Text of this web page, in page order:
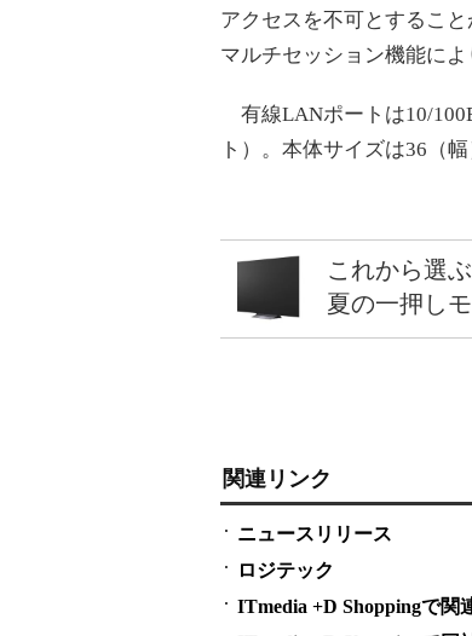
アクセスを不可とするこ
マルチセッション機能に
有線LANポートは10/
ト）。本体サイズは36（
これから選
夏の一押し
関連リンク
ニュースリリース
ロジテック
ITmedia +D Shoppingで関